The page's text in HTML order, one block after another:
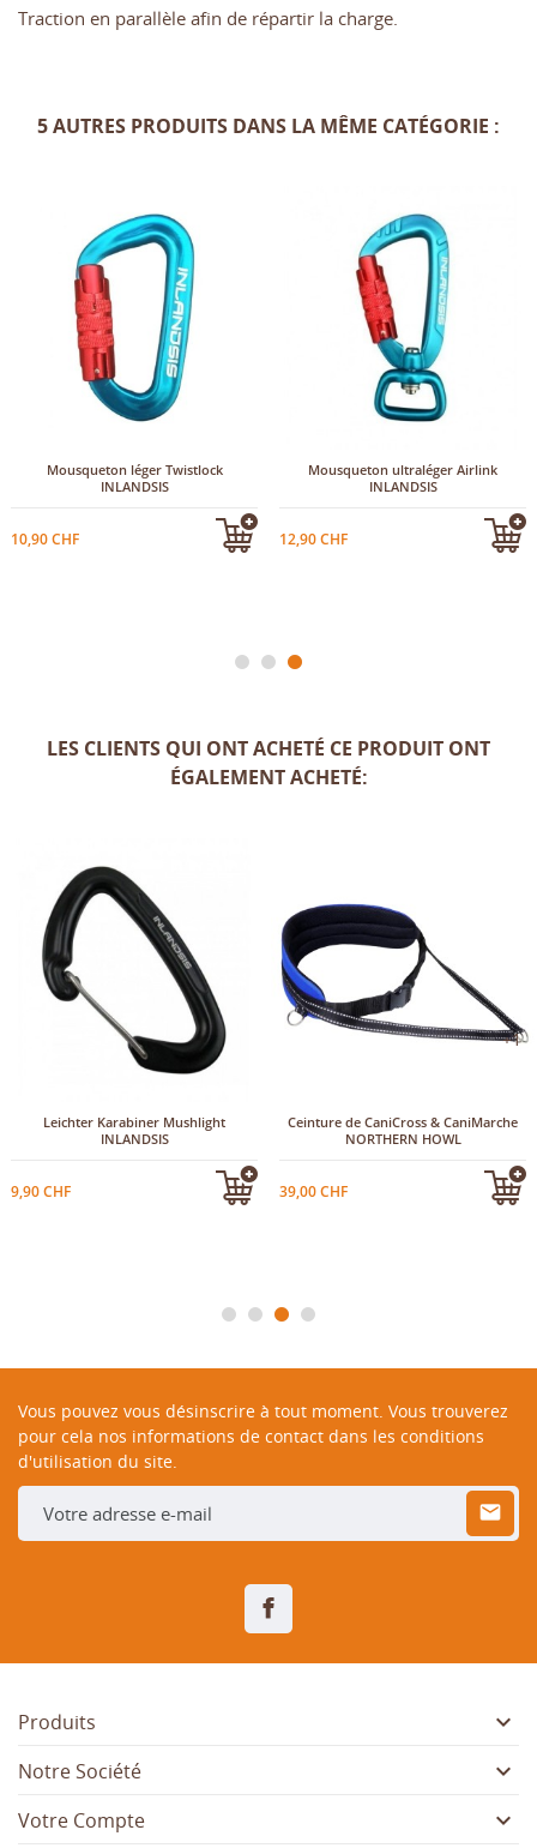
Traction en parallèle afin de répartir la charge.
5 AUTRES PRODUITS DANS LA MÊME CATÉGORIE :
Mousqueton léger Twistlock
INLANDSIS
10,90 CHF
Mousqueton ultraléger Airlink
INLANDSIS
12,90 CHF
LES CLIENTS QUI ONT ACHETÉ CE PRODUIT ONT
ÉGALEMENT ACHETÉ:
Leichter Karabiner Mushlight
INLANDSIS
9,90 CHF
+1
Ceinture de CaniCross & CaniMarche
NORTHERN HOWL
39,00 CHF
Vous pouvez vous désinscrire à tout moment. Vous trouverez
pour cela nos informations de contact dans les conditions
d'utilisation du site.
Facebook
Produits 
Notre Société 
Votre Compte 